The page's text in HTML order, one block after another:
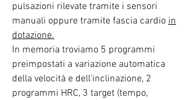
pulsazioni rilevate tramite i sensori
manuali oppure tramite fascia cardio in
dotazione.
In memoria troviamo 5 programmi
preimpostati a variazione automatica
della velocità e dell'inclinazione, 2
programmi HRC, 3 target (tempo,